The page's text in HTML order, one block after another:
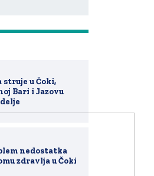
struje u Čoki,
Bari i Jazovu
nedostatka
zdravlja u Čoki